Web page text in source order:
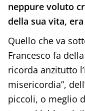
neppure voluto
della sua vita,
Quello che va
Francesco fa
ricorda anzitutto
misericordia”,
piccoli, o meglio